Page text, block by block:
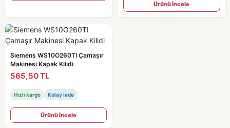
Ürünü İncele
Siemens WS10O260TI Çamaşır
Makinesi Kapak Kilidi
565,50 TL
Hızlı kargo Kolay iade
Ürünü İncele